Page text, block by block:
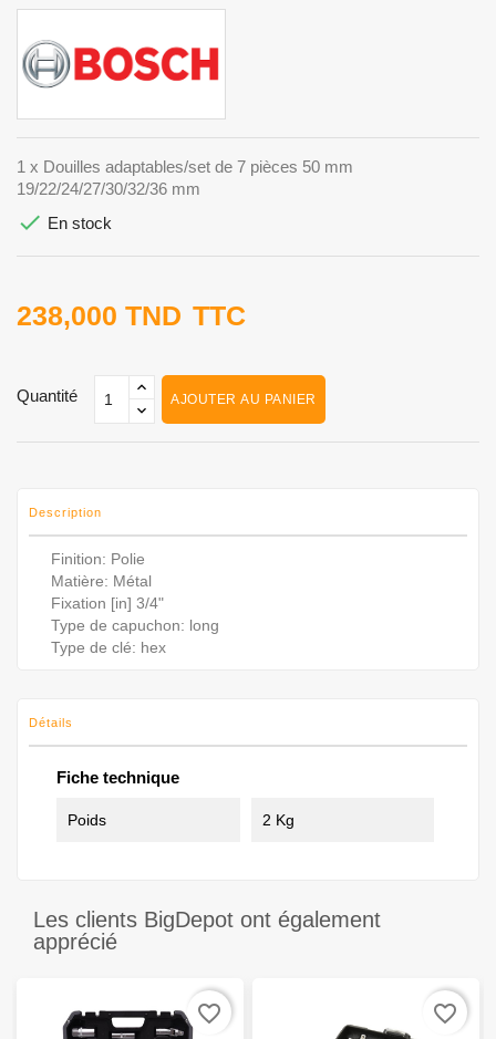
1 x Douilles adaptables/set de 7 pièces 50 mm
19/22/24/27/30/32/36 mm
 En stock
238,000 TND TTC
Quantité AJOUTER AU PANIER
Description
Finition: ‎Polie
Matière: ‎Métal
Fixation [in] 3/4"
Type de capuchon: long
Type de clé: hex
Détails
Fiche technique
Poids 2 Kg
Les clients BigDepot ont également
apprécié
favorite_border favorite_border